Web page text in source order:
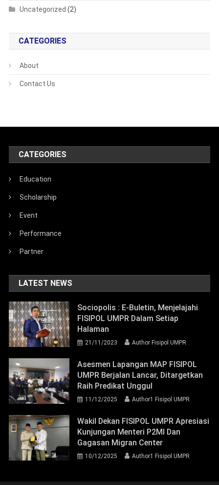
Uncategorized (2)
CATEGORIES
About
Contact Us
CATEGORIES
Education
Scholarship
Event
Performance
Partner
LATEST NEWS
Sociopolis : E-Buletin, Menjelajahi
FISIPOL UMPR Dalam Setiap
Halaman
21/11/2023 Author Fisipol UMPR
Asesmen Lapangan MAP FISIPOL
UMPR Berjalan Lancar, Ditargetkan
Raih Predikat Unggul
11/12/2025 Author1 Fisipol UMPR
Wakil Dekan FISIPOL UMPR Apresiasi
Kunjungan Menteri P2MI Dan
Gagasan Migran Center
10/12/2025 Author1 Fisipol UMPR